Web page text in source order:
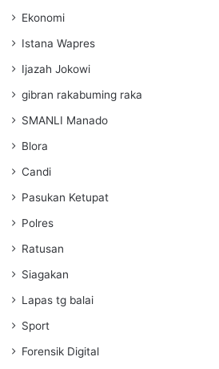
Ekonomi
Istana Wapres
Ijazah Jokowi
gibran rakabuming raka
SMANLI Manado
Blora
Candi
Pasukan Ketupat
Polres
Ratusan
Siagakan
Lapas tg balai
Sport
Forensik Digital